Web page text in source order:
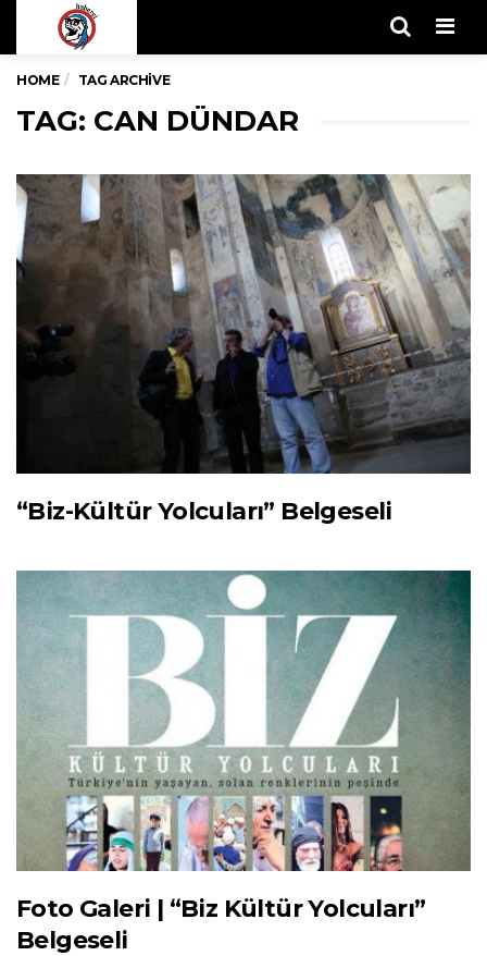
HOME TAG ARCHIVE
TAG: CAN DÜNDAR
“Biz-Kültür Yolcuları” Belgeseli
Foto Galeri | “Biz Kültür Yolcuları”
Belgeseli